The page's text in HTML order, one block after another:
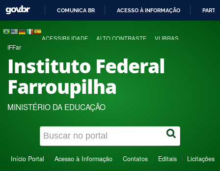
COMUNICA BR ACESSO À INFORMAÇÃO
ACESSIBILIDADE ALTO CONTRASTE VLIBRAS
IFFar
Instituto Federal
Farroupilha
MINISTÉRIO DA EDUCAÇÃO
Início Portal Acesso à Informação Contatos Editais Licitações